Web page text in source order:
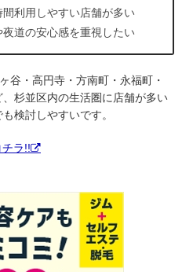
間利用しやすい店舗が多い
夜道の安心感を重視したい
谷・高円寺・方南町・永福町・
杉並区内の生活圏に店舗が多い
検討しやすいです。
ラ!!